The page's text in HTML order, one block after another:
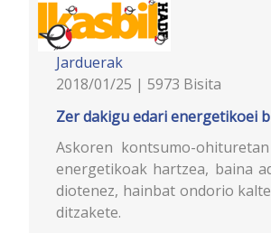
Jarduerak
2018/01/25 | 5973 Bisita
Zer dakigu edari energetikoei
Askoren kontsumo-
energetikoak hartzea, baina
diotenez, hainbat ondorio
ditzakete.